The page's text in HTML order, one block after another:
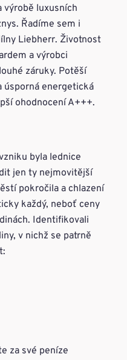
výrobě luxusních
Řadíme sem i
Liebherr. Životnost
a výrobci
záruky. Potěší
úsporná energetická
ohodnocení A+++.
byla lednice
jen ty nejmovitější
pokročila a chlazení
každý, neboť ceny
Identifikovali
v nichž se patrně
za své peníze